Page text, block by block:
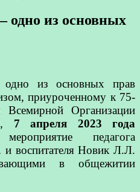
одно из основных
из основных прав
приуроченному к 75-
Организации
7 апреля 2023 года
педагога
воспитателя Новик Л.Л.
в общежитии